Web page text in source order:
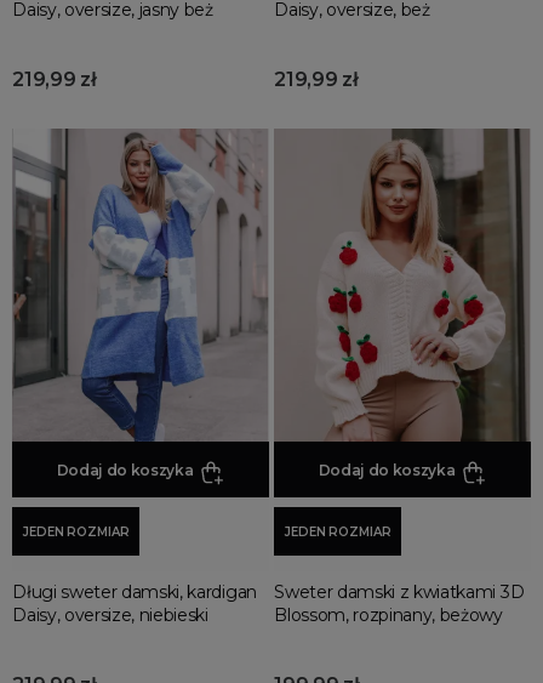
Daisy, oversize, jasny beż
219,99 zł
Daisy, oversize, beż
219,99 zł
Dodaj do koszyka
JEDEN ROZMIAR
Długi sweter damski, kardigan
Daisy, oversize, niebieski
Dodaj do koszyka
JEDEN ROZMIAR
Sweter damski z kwiatkami 3D
Blossom, rozpinany, beżowy